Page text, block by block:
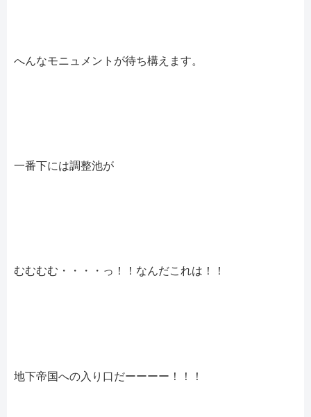
へんなモニュメントが待ち構えます。
一番下には調整池が
むむむむ・・・・っ！！なんだこれは！！
地下帝国への入り口だーーーー！！！